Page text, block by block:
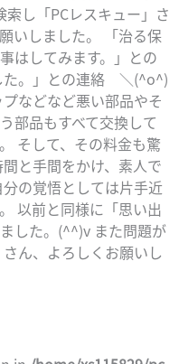
し「PCレスキュー」さ
いしました。 「治る保
はしてみます。」との
。」との連絡 ＼(^o^)
などなど悪い部品やそ
部品もすべて交換して
そして、その料金も驚
と手間をかけ、素人で
の覚悟としては片手近
以前と同様に「思い出
した。(^^)v また問題が
ん、よろしくお願いし